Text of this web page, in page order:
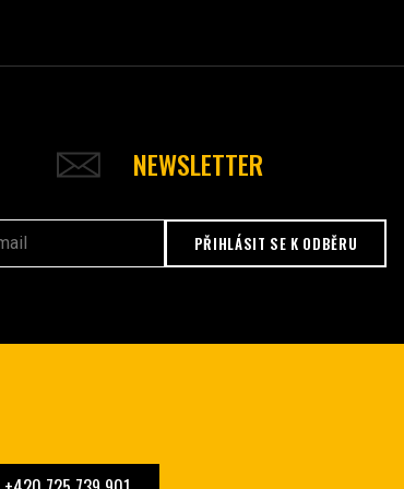
NEWSLETTER
PŘIHLÁSIT SE K ODBĚRU